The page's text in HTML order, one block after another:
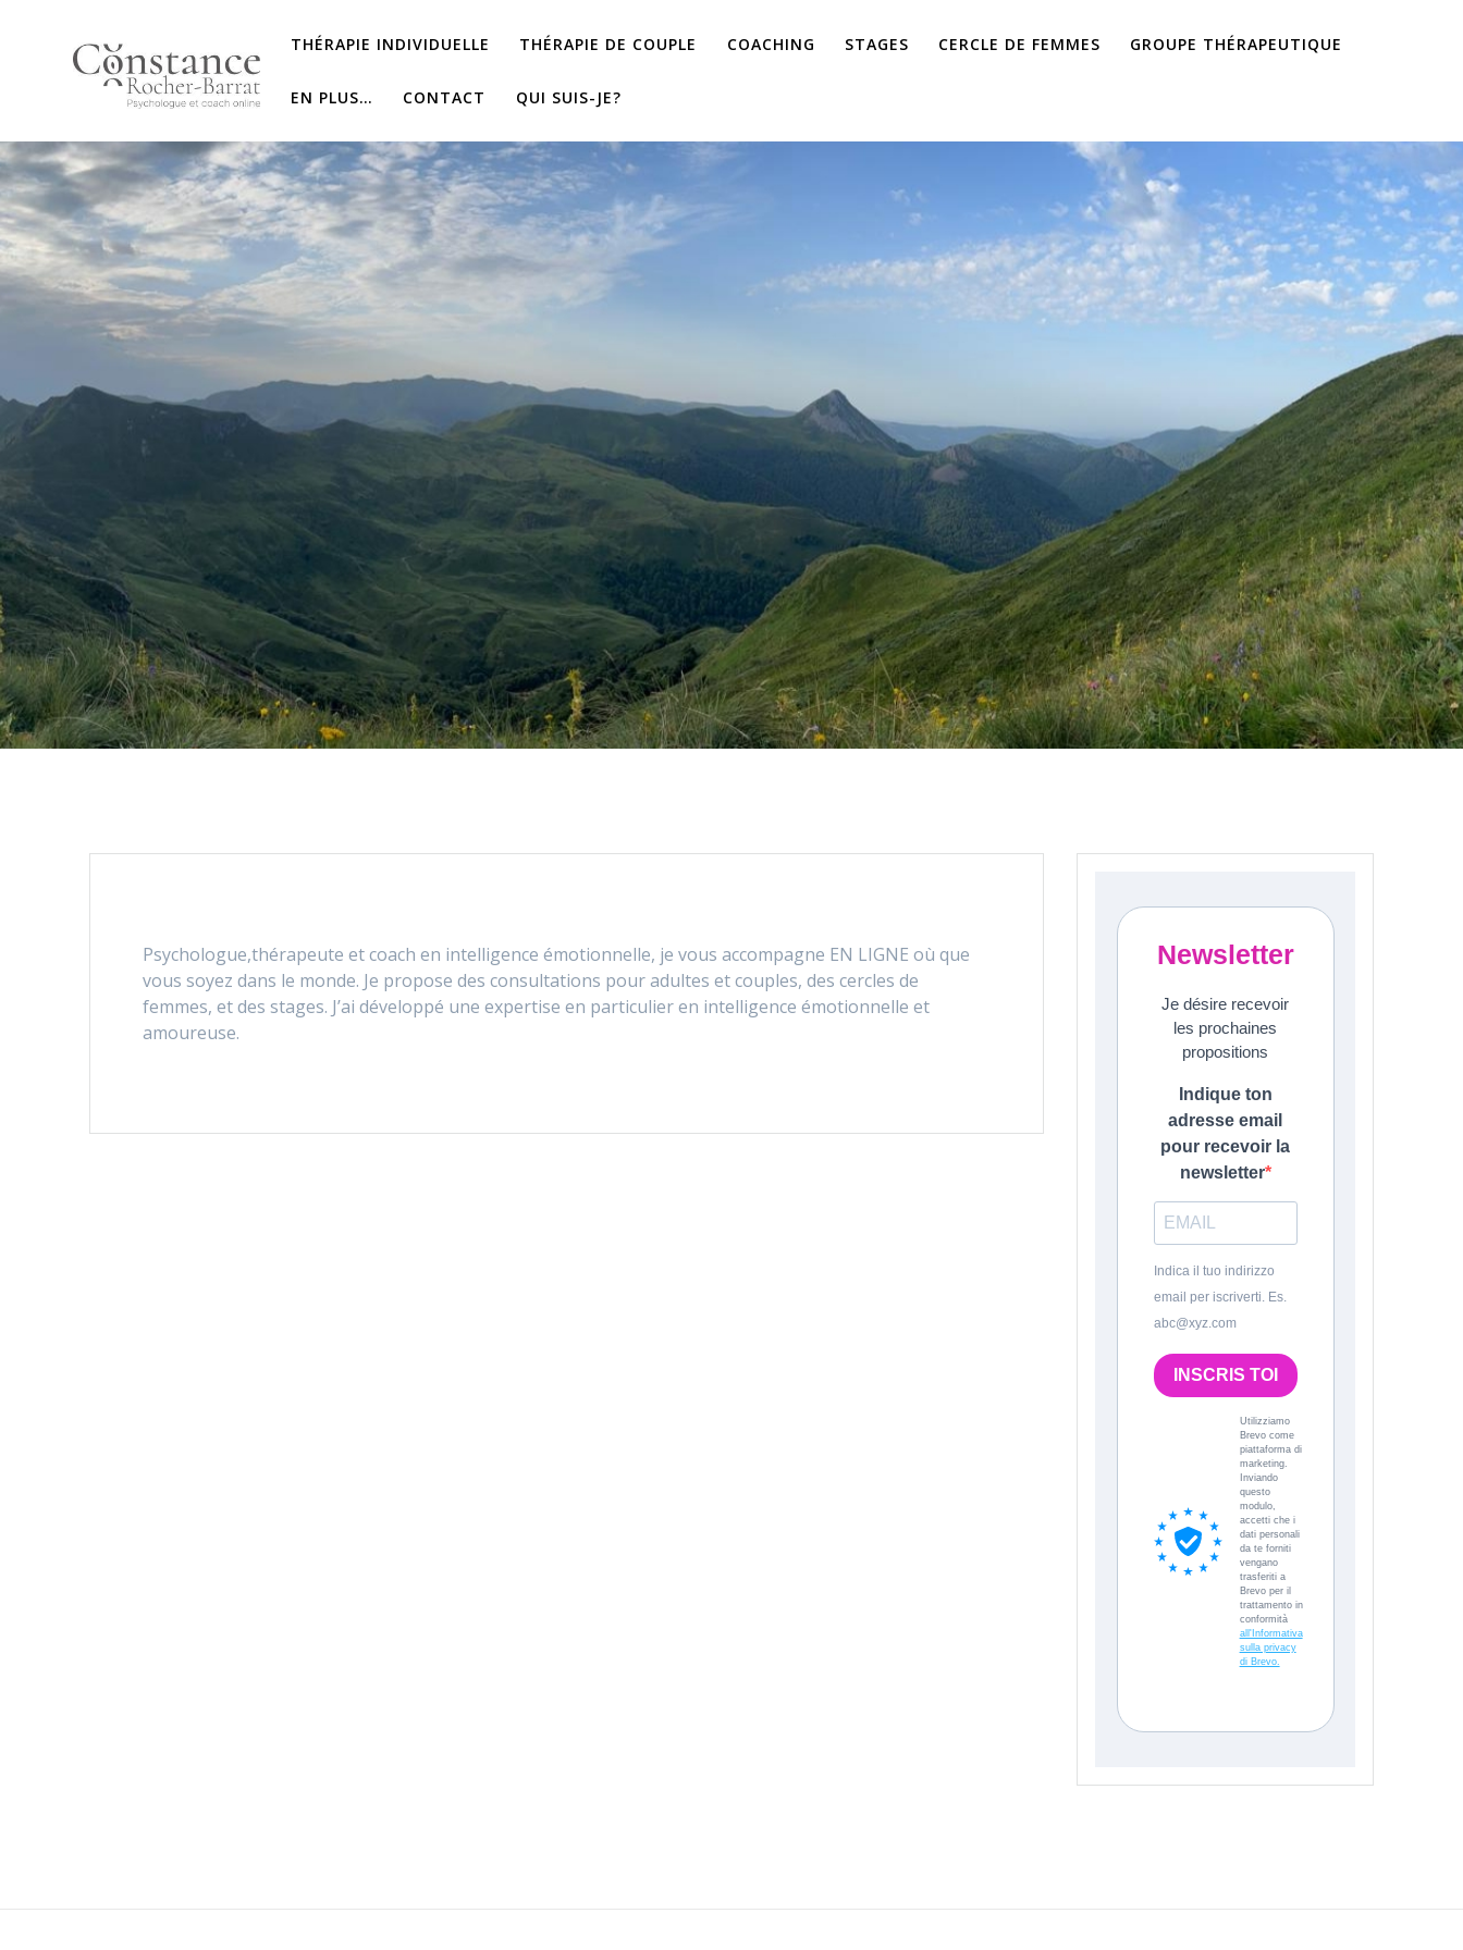
contenuto
THÉRAPIE INDIVIDUELLE THÉRAPIE DE COUPLE COACHING STAGES CERCLE DE FEMMES GROUPE THÉRAPEUTIQUE
EN PLUS… CONTACT QUI SUIS-JE?
Psychologue,thérapeute et coach en intelligence émotionnelle, je vous accompagne EN LIGNE où que
vous soyez dans le monde. Je propose des consultations pour adultes et couples, des cercles de
femmes, et des stages. J’ai développé une expertise en particulier en intelligence émotionnelle et
amoureuse.
Newsletter
Je désire recevoir
les prochaines
propositions
Indique ton
adresse email
pour recevoir la
newsletter
Indica il tuo indirizzo
email per iscriverti. Es.
abc@xyz.com
INSCRIS TOI
Utilizziamo
Brevo come
piattaforma di
marketing.
Inviando
questo
modulo,
accetti che i
dati personali
da te forniti
vengano
trasferiti a
Brevo per il
trattamento in
conformità
all'Informativa
sulla privacy
di Brevo.